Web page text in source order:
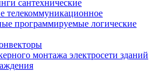
сантехнические
телекоммуникационное
программируемые логические
монтажа электросети зданий